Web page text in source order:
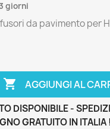
giorni
da pavimento per
 AGGIUNGI AL
DISPONIBILE -
GRATUITO IN ITALIA !